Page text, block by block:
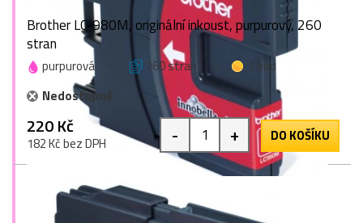
Brother LC-980M, originální inkoust, purpurový, 260
stran
purpurová 260 stran
1 bod
Nedostupné
220 Kč
182 Kč bez DPH - + DO KOŠÍKU